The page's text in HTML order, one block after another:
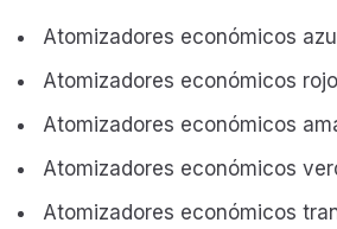
Atomizadores económicos
Atomizadores económicos
Atomizadores económicos
Atomizadores económicos
Atomizadores económicos